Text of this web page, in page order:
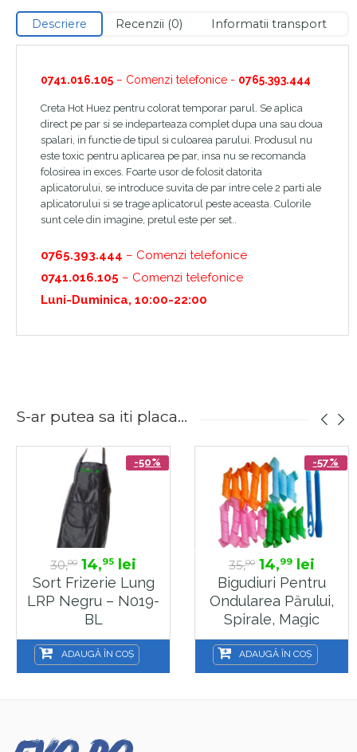
Descriere Recenzii (0) Informatii transport
0741.016.105 – Comenzi telefonice - 0765.393.444
Creta Hot Huez pentru colorat temporar parul. Se aplica
direct pe par si se indeparteaza complet dupa una sau doua
spalari, in functie de tipul si culoarea parului. Produsul nu
este toxic pentru aplicarea pe par, insa nu se recomanda
folosirea in exces. Foarte usor de folosit datorita
aplicatorului, se introduce suvita de par intre cele 2 parti ale
aplicatorului si se trage aplicatorul peste aceasta. Culorile
sunt cele din imagine, pretul este per set..
0765.393.444 – Comenzi telefonice
0741.016.105 – Comenzi telefonice
Luni-Duminica, 10:00-22:00
S-ar putea sa iti placa...
-50%
30,00 14,95 lei
Sort Frizerie Lung
LRP Negru – N019-
BL
ADAUGĂ ÎN COȘ
-57%
35,00 14,99lei
Bigudiuri Pentru
Ondularea Părului,
Spirale, Magic
Roller
ADAUGĂ ÎN COȘ